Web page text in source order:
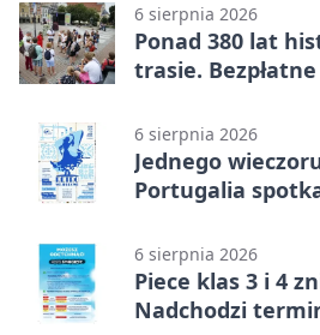
6 sierpnia 2026
Ponad 380 lat
trasie.
6 sierpnia 2026
Jednego
Portugalia
6 sierpnia 2026
Piece klas 3 i 4
Nadchodzi